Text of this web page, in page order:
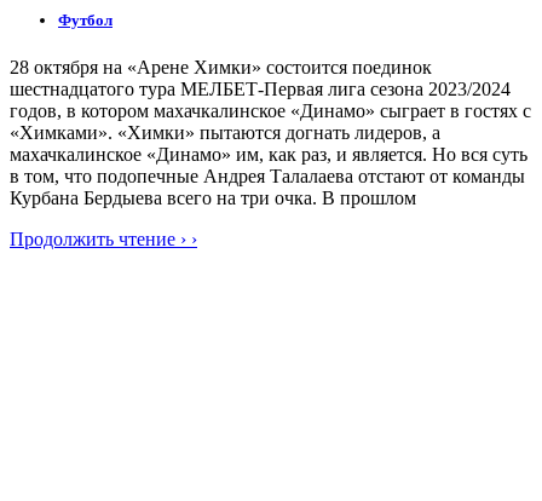
Футбол
28 октября на «Арене Химки» состоится поединок
шестнадцатого тура МЕЛБЕТ-Первая лига сезона 2023/2024
годов, в котором махачкалинское «Динамо» сыграет в гостях с
«Химками». «Химки» пытаются догнать лидеров, а
махачкалинское «Динамо» им, как раз, и является. Но вся суть
в том, что подопечные Андрея Талалаева отстают от команды
Курбана Бердыева всего на три очка. В прошлом
Продолжить чтение › ›